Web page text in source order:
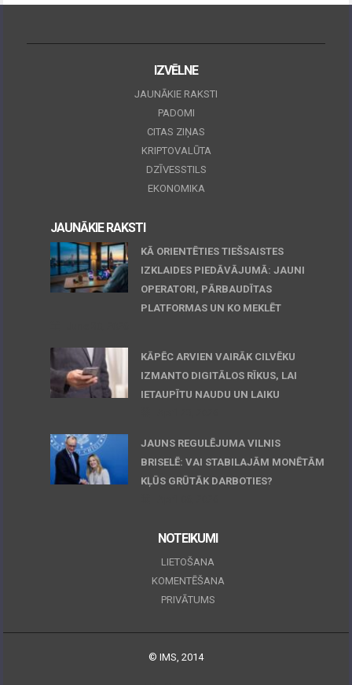
IZVĒLNE
JAUNĀKIE RAKSTI
PADOMI
CITAS ZIŅAS
KRIPTOVALŪTA
DZĪVESSTILS
EKONOMIKA
JAUNĀKIE RAKSTI
KĀ ORIENTĒTIES TIEŠSAISTES
IZKLAIDES PIEDĀVĀJUMĀ: JAUNI
OPERATORI, PĀRBAUDĪTAS
PLATFORMAS UN KO MEKLĒT
KĀPĒC ARVIEN VAIRĀK CILVĒKU
IZMANTO DIGITĀLOS RĪKUS, LAI
IETAUPĪTU NAUDU UN LAIKU
JAUNS REGULĒJUMA VILNIS
BRISELĒ: VAI STABILAJĀM MONĒTĀM
KĻŪS GRŪTĀK DARBOTIES?
NOTEIKUMI
LIETOŠANA
KOMENTĒŠANA
PRIVĀTUMS
© IMS, 2014